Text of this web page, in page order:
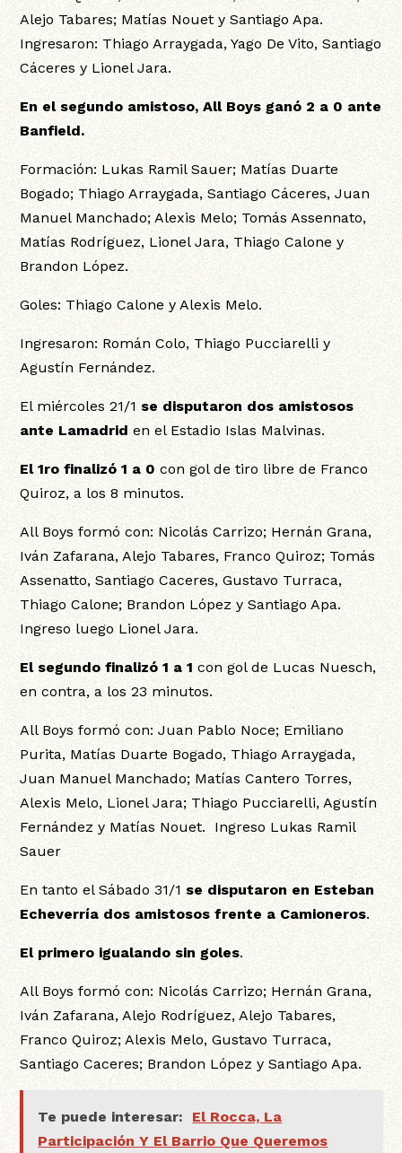
Alejo Tabares; Matías Nouet y Santiago Apa.
Ingresaron: Thiago Arraygada, Yago De Vito, Santiago
Cáceres y Lionel Jara.
En el segundo amistoso, All Boys ganó 2 a 0 ante
Banfield.
Formación: Lukas Ramil Sauer; Matías Duarte
Bogado; Thiago Arraygada, Santiago Cáceres, Juan
Manuel Manchado; Alexis Melo; Tomás Assennato,
Matías Rodríguez, Lionel Jara, Thiago Calone y
Brandon López.
Goles: Thiago Calone y Alexis Melo.
Ingresaron: Román Colo, Thiago Pucciarelli y
Agustín Fernández.
El miércoles 21/1se disputaron dos amistosos
ante Lamadrid en el Estadio Islas Malvinas.
El 1ro finalizó 1 a 0 con gol de tiro libre de Franco
Quiroz, a los 8 minutos.
All Boys formó con: Nicolás Carrizo; Hernán Grana,
Iván Zafarana, Alejo Tabares, Franco Quiroz; Tomás
Assenatto, Santiago Caceres, Gustavo Turraca,
Thiago Calone; Brandon López y Santiago Apa.
Ingreso luego Lionel Jara.
El segundo finalizó 1 a 1 con gol de Lucas Nuesch,
en contra, a los 23 minutos.
All Boys formó con: Juan Pablo Noce; Emiliano
Purita, Matías Duarte Bogado, Thiago Arraygada,
Juan Manuel Manchado; Matías Cantero Torres,
Alexis Melo, Lionel Jara; Thiago Pucciarelli, Agustín
Fernández y Matías Nouet. Ingreso Lukas Ramil
Sauer
En tanto el Sábado 31/1se disputaron en Esteban
Echeverría dos amistosos frente a Camioneros.
El primero igualando sin goles.
All Boys formó con: Nicolás Carrizo; Hernán Grana,
Iván Zafarana, Alejo Rodríguez, Alejo Tabares,
Franco Quiroz; Alexis Melo, Gustavo Turraca,
Santiago Caceres; Brandon López y Santiago Apa.
Te puede interesar:
El Rocca, La
Participación Y El Barrio Que Queremos